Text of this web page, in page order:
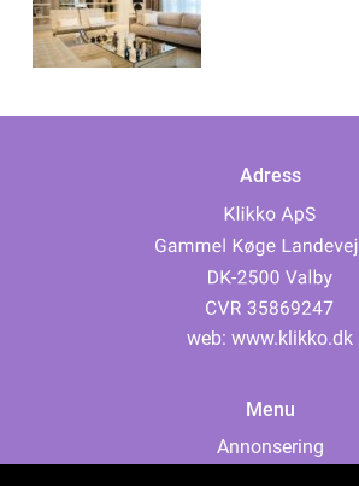
Adress
web: www.klikko.dk
Menu
Annonsering